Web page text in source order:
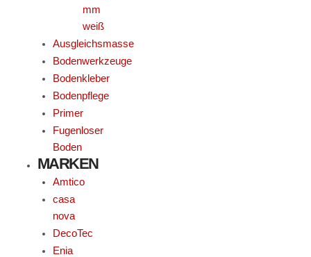
mm
weiß
Ausgleichsmasse
Bodenwerkzeuge
Bodenkleber
Bodenpflege
Primer
Fugenloser
Boden
MARKEN
Amtico
casa
nova
DecoTec
Enia